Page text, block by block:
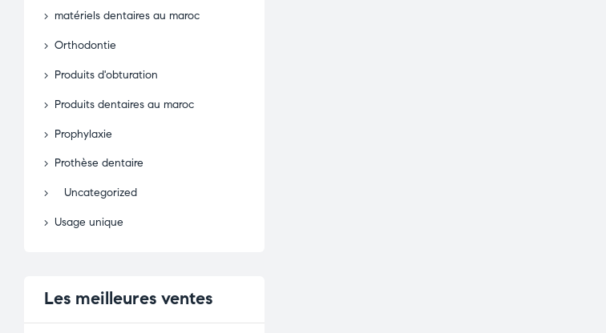
matériels dentaires au maroc
Orthodontie
Produits d'obturation
Produits dentaires au maroc
Prophylaxie
Prothèse dentaire
Uncategorized
Usage unique
Les meilleures ventes